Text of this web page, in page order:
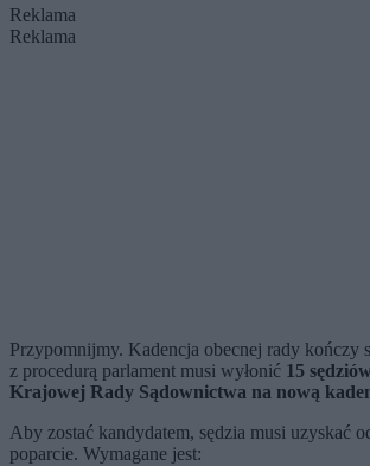
Reklama
Reklama
Przypomnijmy. Kadencja obecnej rady kończy
z procedurą parlament musi wyłonić 15
Krajowej Rady Sądownictwa na nową
Aby zostać kandydatem, sędzia musi uzyskać
poparcie. Wymagane jest: